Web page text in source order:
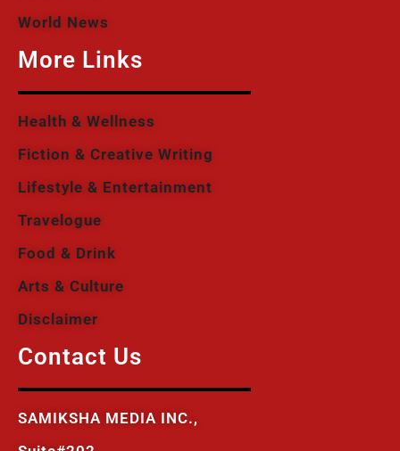
World News
More Links
Health & Wellness
Fiction & Creative Writing
Lifestyle & Entertainment
Travelogue
Food & Drink
Arts & Culture
Disclaimer
Contact Us
SAMIKSHA MEDIA INC.,